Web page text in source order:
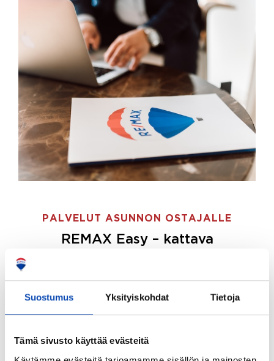
Suostumus Yksityiskohdat Tietoja
Tämä sivusto käyttää evästeitä
PALVELUT ASUNNON OSTAJALLE
REMAX Easy – kattava
ostajille.
Tee ostotoimeksianto ja etsimme juuri